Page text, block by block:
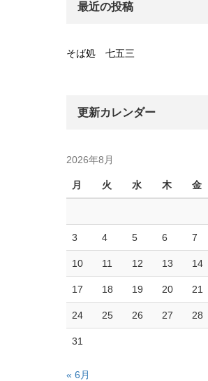
最近の投稿
そば処 七五三
更新カレンダー
2026年8月
月 火 水 木 金
3 4 5 6 7
10 11 12 13 14
17 18 19 20 21
24 25 26 27 28
31
« 6月